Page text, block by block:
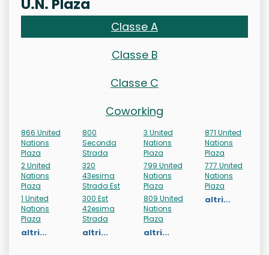
U.N. Plaza
Classe A
Classe B
Classe C
Coworking
866 United
Nations
Plaza
2 United
Nations
Plaza
1 United
Nations
Plaza
altri...
800
Seconda
Strada
320
43esima
Strada Est
300 Est
42esima
Strada
altri...
3 United
Nations
Plaza
799 United
Nations
Plaza
809 United
Nations
Plaza
altri...
871 United
Nations
Plaza
777 United
Nations
Plaza
altri...